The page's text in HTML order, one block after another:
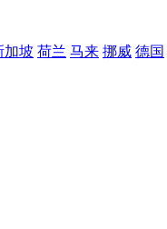
加坡 荷兰 马来 挪威 德国